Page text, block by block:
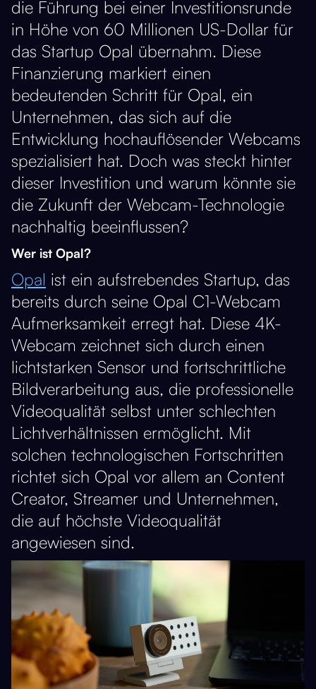
die Führung bei einer Investitionsrunde
in Höhe von 60 Millionen US-Dollar für
das Startup Opal übernahm​. Diese
Finanzierung markiert einen
bedeutenden Schritt für Opal, ein
Unternehmen, das sich auf die
Entwicklung hochauflösender Webcams
spezialisiert hat. Doch was steckt hinter
dieser Investition und warum könnte sie
die Zukunft der Webcam-Technologie
nachhaltig beeinflussen?
Wer ist Opal?
Opal ist ein aufstrebendes Startup, das
bereits durch seine Opal C1-Webcam
Aufmerksamkeit erregt hat. Diese 4K-
Webcam zeichnet sich durch einen
lichtstarken Sensor und fortschrittliche
Bildverarbeitung aus, die professionelle
Videoqualität selbst unter schlechten
Lichtverhältnissen ermöglicht​. Mit
solchen technologischen Fortschritten
richtet sich Opal vor allem an Content
Creator, Streamer und Unternehmen,
die auf höchste Videoqualität
angewiesen sind.